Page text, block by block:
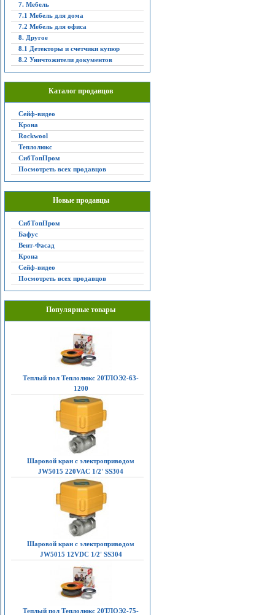
7. Мебель
7.1 Мебель для дома
7.2 Мебель для офиса
8. Другое
8.1 Детекторы и счетчики купюр
8.2 Уничтожители документов
Каталог продавцов
Сейф-видео
Крона
Rockwool
Теплолюкс
СибТопПром
Посмотреть всех продавцов
Новые продавцы
СибТопПром
Бафус
Вент-Фасад
Крона
Сейф-видео
Посмотреть всех продавцов
Популярные товары
Теплый пол Теплолюкс 20ТЛОЭ2-63-
1200
Шаровой кран с электроприводом
JW5015 220VAC 1/2' SS304
Шаровой кран с электроприводом
JW5015 12VDC 1/2' SS304
Теплый пол Теплолюкс 20ТЛОЭ2-75-